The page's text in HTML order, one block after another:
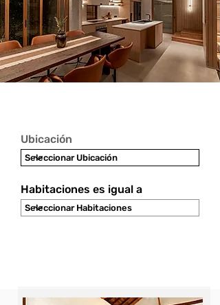
Ubicación
Habitaciones es igual a